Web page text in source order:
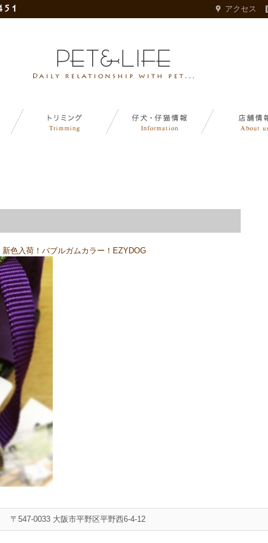
アクセス
新色入荷！バブルガムカラー！EZYDOG
〒547-0033 大阪市平野区平野西6-4-12